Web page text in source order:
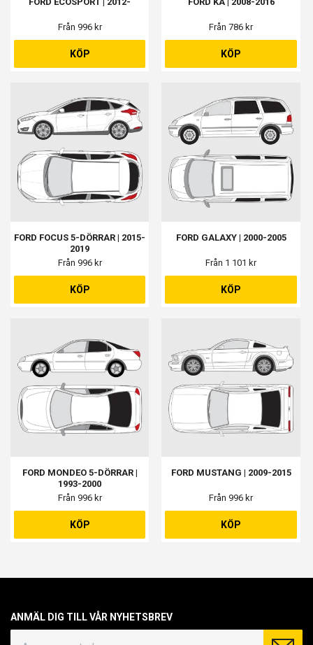
Från 996 kr
KÖP
Från 786 kr
KÖP
FORD FOCUS 5-DÖRRAR | 2015-
2019
Från 996 kr
KÖP
FORD GALAXY | 2000-2005
Från 1 101 kr
KÖP
FORD MONDEO 5-DÖRRAR |
1993-2000
Från 996 kr
KÖP
FORD MUSTANG | 2009-2015
Från 996 kr
KÖP
ANMÄL DIG TILL VÅR NYHETSBREV